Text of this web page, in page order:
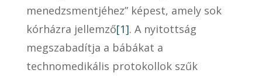
menedzsmentjéhez” képest, amely sok
kórházra jellemző[1]. A nyitottság
megszabadítja a bábákat a
technomedikális protokollok szűk